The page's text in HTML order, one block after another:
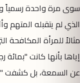
سوى مرة واحدة رسمياً
الذي لم يتقبله المتهم
مثالاً للمرأة المكافحة
إياها بأنها كانت
عن السمعة، بل كشفت